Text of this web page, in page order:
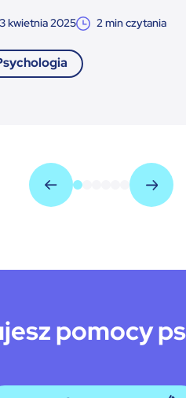
3 kwietnia 2025 2min czytania
pomocy